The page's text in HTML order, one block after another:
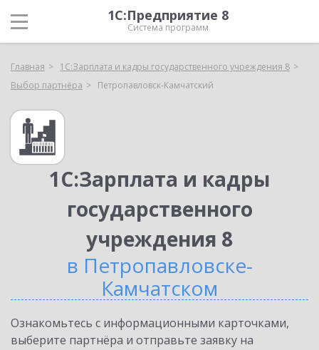
1С:Предприятие 8
Система программ
Главная
1С:Зарплата и кадры государственного учреждения 8
Выбор партнёра
Петропавловск-Камчатский
1С:Зарплата и кадры
государственного
учреждения 8
в Петропавловске-
Камчатском
Ознакомьтесь с информационными карточками,
выберите партнёра и отправьте заявку на